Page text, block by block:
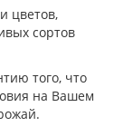
цветов,
сортов
того, что
на Вашем